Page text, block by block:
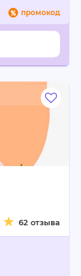
промокод
62 отзыва